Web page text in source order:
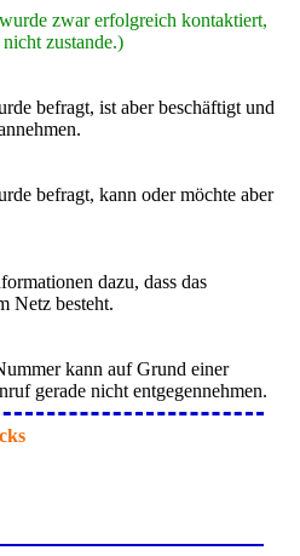
zwar erfolgreich kontaktiert,
zustande.)
befragt, ist aber beschäftigt und
befragt, kann oder möchte aber
dazu, dass das
Netz besteht.
kann auf Grund einer
gerade nicht entgegennehmen.